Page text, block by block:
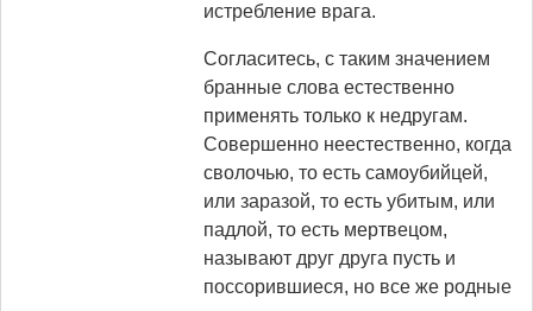
истребление врага.
Согласитесь, с таким значением
бранные слова естественно
применять только к недругам.
Совершенно неестественно, когда
сволочью, то есть самоубийцей,
или заразой, то есть убитым, или
падлой, то есть мертвецом,
называют друг друга пусть и
поссорившиеся, но все же родные